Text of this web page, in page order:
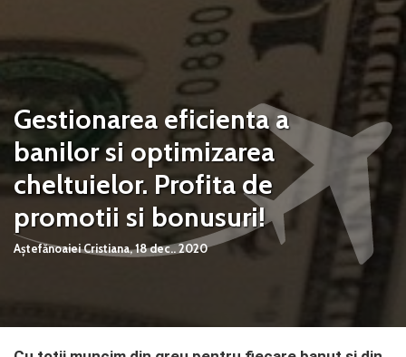
Gestionarea eficienta a
banilor si optimizarea
cheltuielor. Profita de
promotii si bonusuri!
Aștefănoaiei Cristiana,18 dec.. 2020